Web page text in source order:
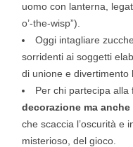
uomo con lanterna,
o’-the-wisp”).
Oggi intagliare
sorridenti ai soggetti
di unione e divertimento
Per chi partecipa alla
decorazione ma
che scaccia l’oscurità e
misterioso, del gioco.